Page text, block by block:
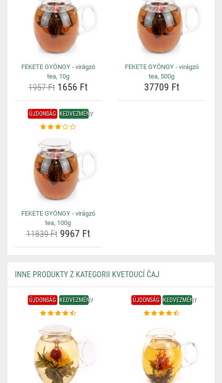
FEKETE GYÖNGY - virágzó
tea, 10g
1957 Ft 1656 Ft
FEKETE GYÖNGY - virágzó
tea, 500g
37709 Ft
ÚJDONSÁG KEDVEZMÉNY
FEKETE GYÖNGY - virágzó
tea, 100g
11839 Ft9967 Ft
INNE PRODUKTY Z KATEGORII KVETOUCÍ ČAJ
ÚJDONSÁG KEDVEZMÉNY ÚJDONSÁG KEDVEZMÉNY